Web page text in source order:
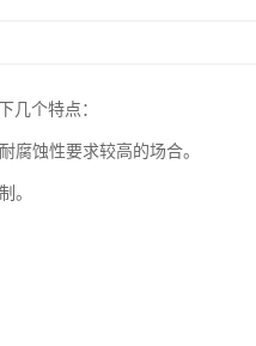
几个特点：
腐蚀性要求较高的场合。
。